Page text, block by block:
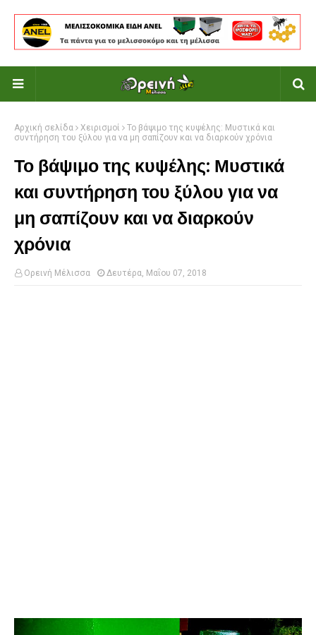
Αρχική σελίδα Χειρισμοί
Το βάψιμο της κυψέλης: Μυστικά και
συντήρηση του ξύλου για να μη σαπίζουν και να διαρκούν χρόνια
Το βάψιμο της κυψέλης: Μυστικά
και συντήρηση του ξύλου για να
μη σαπίζουν και να διαρκούν
χρόνια
Ορεινή Μέλισσα Δευτέρα, Μαΐου 07, 2018